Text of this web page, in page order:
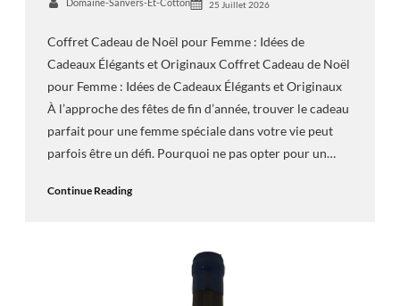
25 Juillet 2026
Coffret Cadeau de Noël pour Femme : Idées de
Cadeaux Élégants et Originaux Coffret Cadeau de Noël
pour Femme : Idées de Cadeaux Élégants et Originaux
À l’approche des fêtes de fin d’année, trouver le cadeau
parfait pour une femme spéciale dans votre vie peut
parfois être un défi. Pourquoi ne pas opter pour un…
Continue Reading